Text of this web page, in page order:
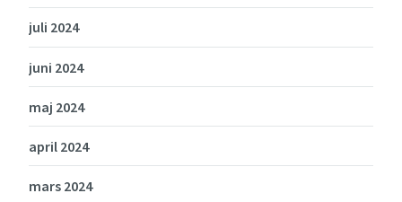
juli 2024
juni 2024
maj 2024
april 2024
mars 2024